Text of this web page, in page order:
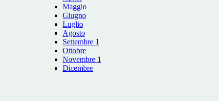
Maggio
Giugno
Luglio
Agosto
Settembre 1
Ottobre
Novembre 1
Dicembre